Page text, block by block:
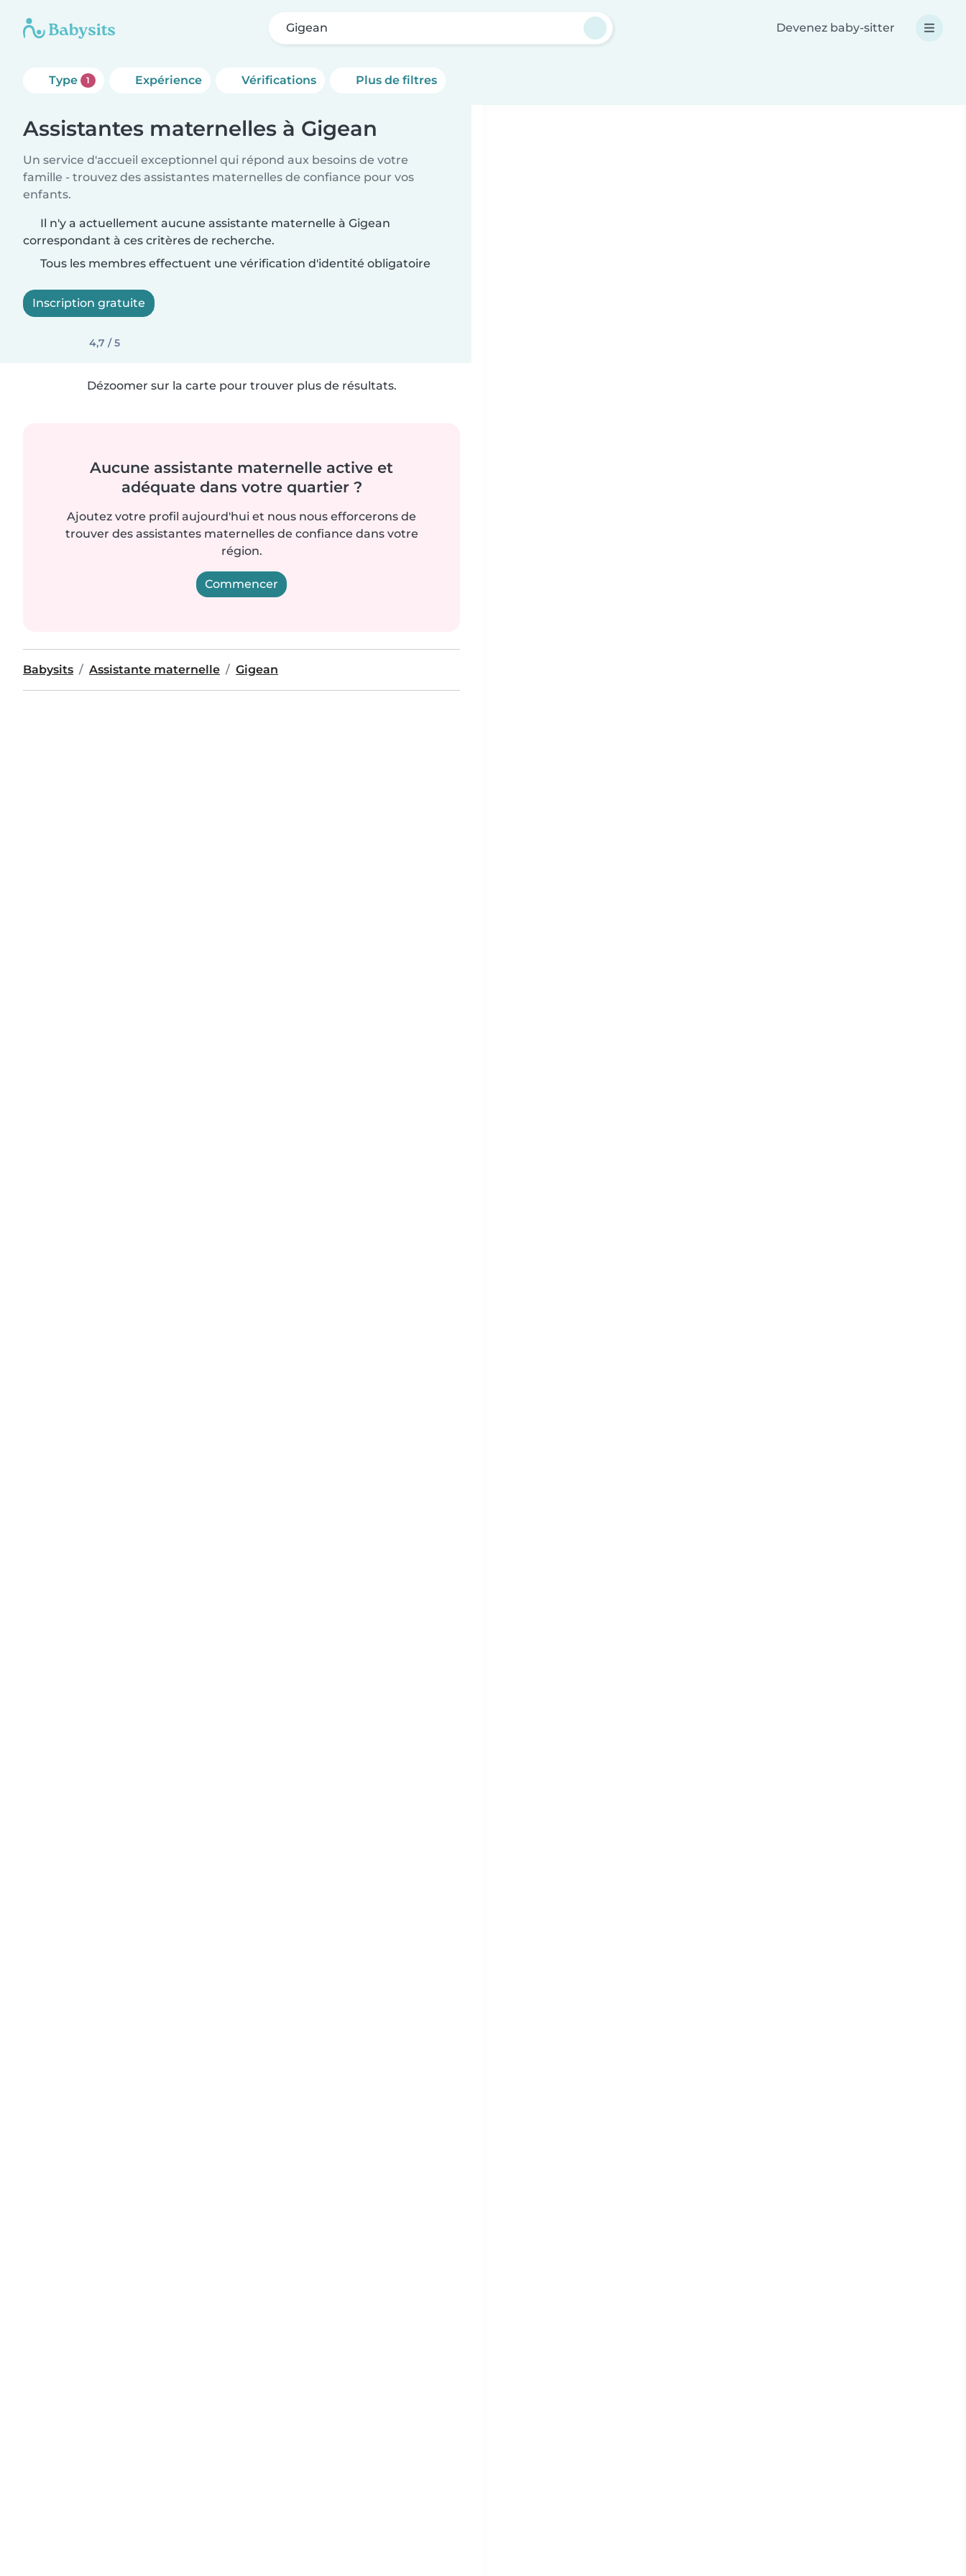
Gigean Devenez baby-sitter
Type 1 Expérience Vérifications Plus de filtres
Assistantes maternelles à Gigean
Un service d'accueil exceptionnel qui répond aux besoins de votre
famille - trouvez des assistantes maternelles de confiance pour vos
enfants.
Il n'y a actuellement aucune assistante maternelle à Gigean
correspondant à ces critères de recherche.
Tous les membres effectuent une vérification d'identité obligatoire
Inscription gratuite
4,7 / 5
Dézoomer sur la carte pour trouver plus de résultats.
Aucune assistante maternelle active et
adéquate dans votre quartier ?
Ajoutez votre profil aujourd'hui et nous nous efforcerons de
trouver des assistantes maternelles de confiance dans votre
région.
Commencer
Babysits Assistante maternelle Gigean